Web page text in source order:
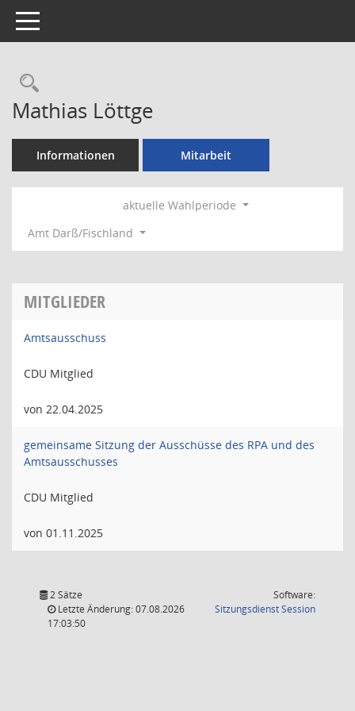
Toggle navigation
Rechercheauswahl
Mathias Löttge
Informationen Mitarbeit
aktuelle Wahlperiode
Amt Darß/Fischland
MITGLIEDER
Amtsausschuss
CDU Mitglied
von 22.04.2025
gemeinsame Sitzung der Ausschüsse des RPA und des
Amtsausschusses
CDU Mitglied
von 01.11.2025
2 Sätze
Letzte Änderung: 07.08.2026
17:03:50
Software:
SitzungsdienstSession(Wird in